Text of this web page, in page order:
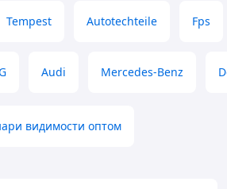
Tempest Autotechteile Fps
Audi Mercedes-Benz
видимости оптом